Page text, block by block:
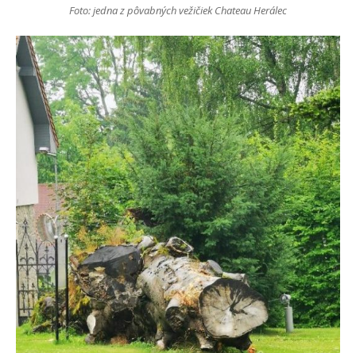
Foto: jedna z pôvabných vežičiek Chateau Herálec